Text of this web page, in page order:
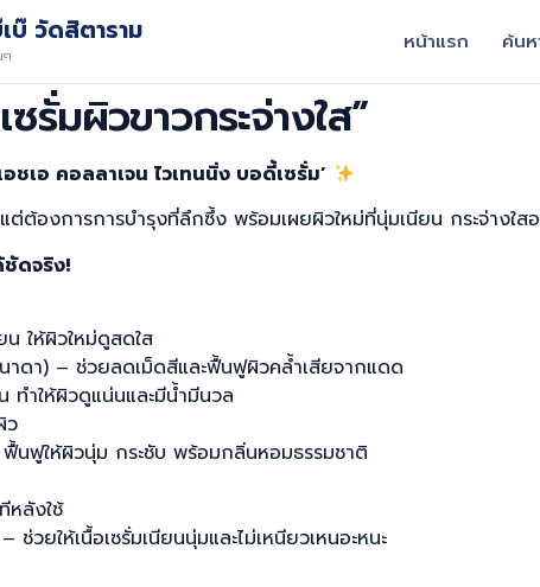
บ๊ วัดสิตาราม หน้าแรก ค้น
รั่มผิวขาวกระจ่างใส”
ชเอ คอลลาเจน ไวเทนนิ่ง บอดี้เซรั่ม’
ต้องการการบำรุงที่ลึกซึ้ง พร้อมเผยผิวใหม่ที่นุ่มเนียน กระจ่างใ
ดจริง!
ให้ผิวใหม่ดูสดใส
าดา) – ช่วยลดเม็ดสีและฟื้นฟูผิวคล้ำเสียจากแดด
ทำให้ผิวดูแน่นและมีน้ำมีนวล
ว
นฟูให้ผิวนุ่ม กระชับ พร้อมกลิ่นหอมธรรมชาติ
หลังใช้
– ช่วยให้เนื้อเซรั่มเนียนนุ่มและไม่เหนียวเหนอะหนะ